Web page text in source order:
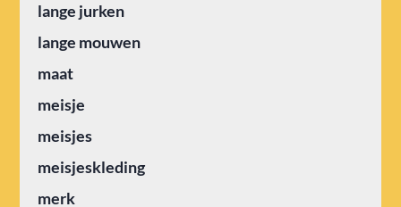
lange jurken
lange mouwen
maat
meisje
meisjes
meisjeskleding
merk